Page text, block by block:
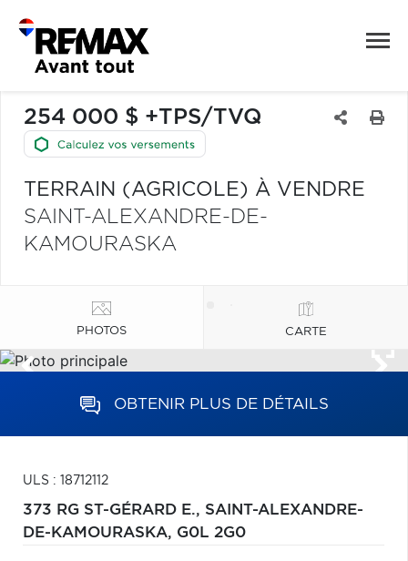
254 000 $ +TPS/TVQ
TERRAIN (AGRICOLE) À VENDRE
SAINT-ALEXANDRE-DE-
KAMOURASKA
PHOTOS CARTE
OBTENIR PLUS DE DÉTAILS
ULS : 18712112
373 RG ST-GÉRARD E., SAINT-ALEXANDRE-
DE-KAMOURASKA, G0L 2G0